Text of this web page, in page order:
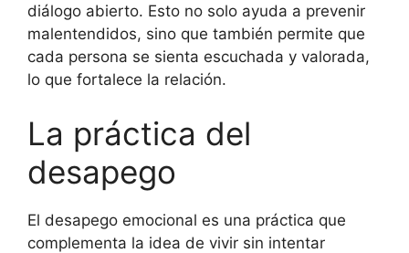
diálogo abierto. Esto no solo ayuda a prevenir
malentendidos, sino que también permite que
cada persona se sienta escuchada y valorada,
lo que fortalece la relación.
La práctica del
desapego
El desapego emocional es una práctica que
complementa la idea de vivir sin intentar